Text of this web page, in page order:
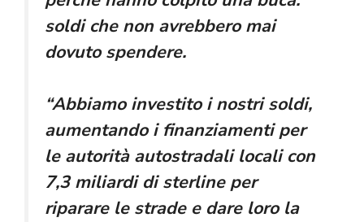
soldi che non avrebbero mai
dovuto spendere.
“Abbiamo investito i nostri soldi,
aumentando i finanziamenti per
le autorità autostradali locali con
7,3 miliardi di sterline per
riparare le strade e dare loro la